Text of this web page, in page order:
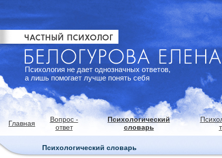
Психология не дает однозначных ответов,
а лишь помогает лучше понять себя
Главная
Вопрос -
ответ
Психологический
словарь
Психологический словарь